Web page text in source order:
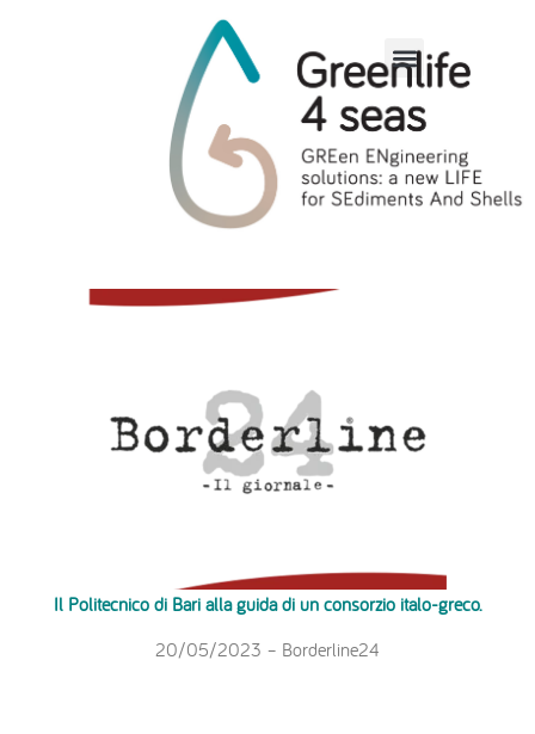
Borderline24 – Il
giornale
Il Politecnico di Bari alla guida di un consorzio italo-greco.
20/05/2023 – Borderline24